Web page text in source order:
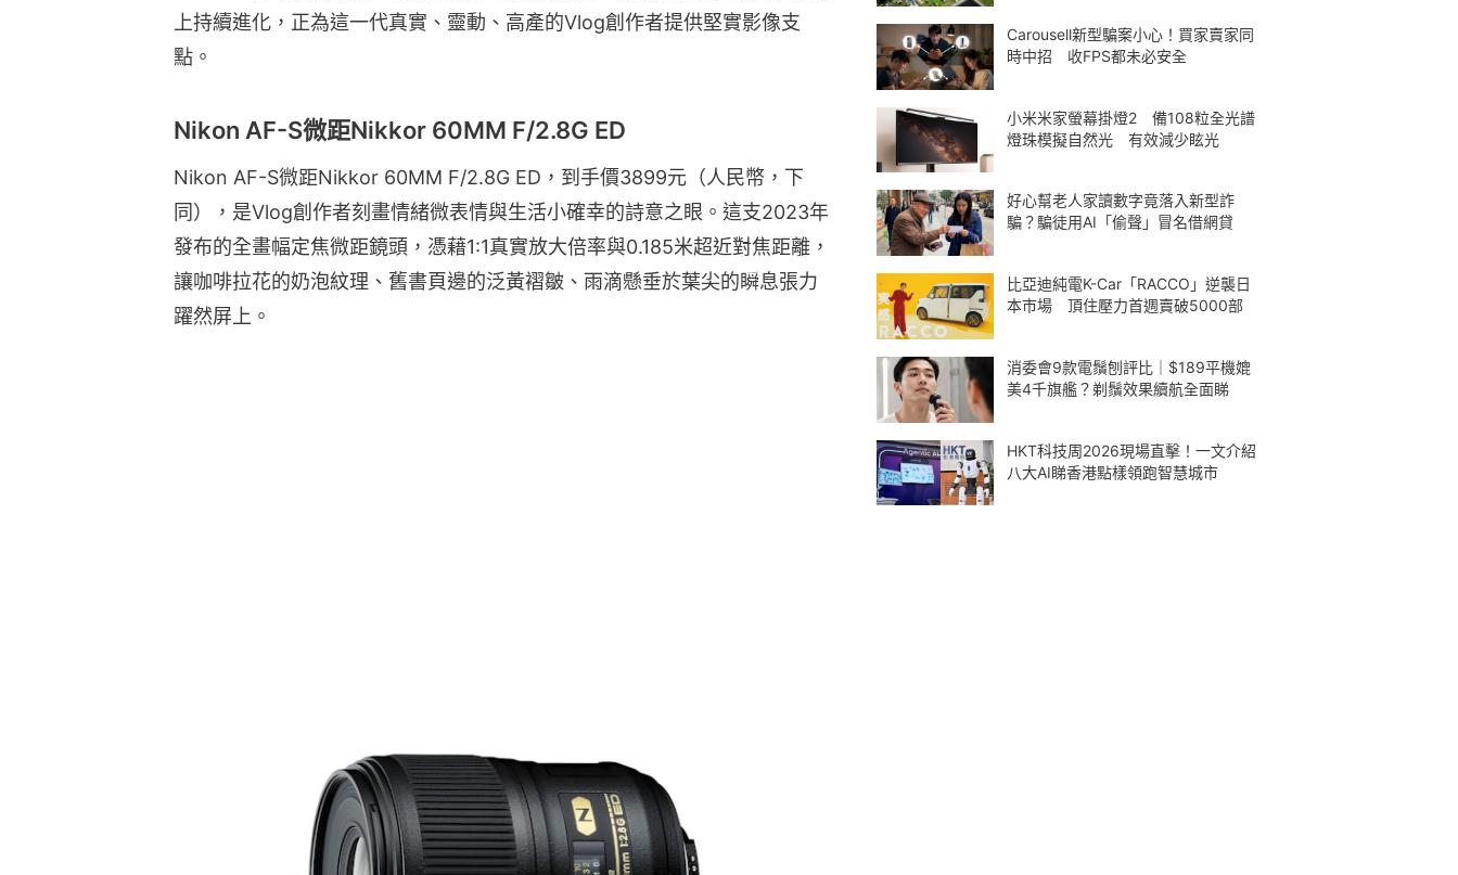
上持續進化，正為這一代真實、靈動、高產的Vlog創作者提供堅實影像支
點。
Nikon AF-S微距Nikkor 60MM F/2.8G ED
Nikon AF-S微距Nikkor 60MM F/2.8G ED，到手價3899元（人民幣，下
同），是Vlog創作者刻畫情緒微表情與生活小確幸的詩意之眼。這支2023年
發布的全畫幅定焦微距鏡頭，憑藉1:1真實放大倍率與0.185米超近對焦距離，
讓咖啡拉花的奶泡紋理、舊書頁邊的泛黃褶皺、雨滴懸垂於葉尖的瞬息張力
躍然屏上。
Carousell新型騙案小心！買家賣家同
時中招 收FPS都未必安全
小米米家螢幕掛燈2 備108粒全光譜
燈珠模擬自然光 有效減少眩光
好心幫老人家讀數字竟落入新型詐
騙？騙徒用AI「偷聲」冒名借網貸
比亞迪純電K-Car「RACCO」逆襲日
本市場 頂住壓力首週賣破5000部
消委會9款電鬚刨評比｜$189平機媲
美4千旗艦？剃鬚效果續航全面睇
HKT科技周2026現場直擊！一文介紹
八大AI睇香港點樣領跑智慧城市